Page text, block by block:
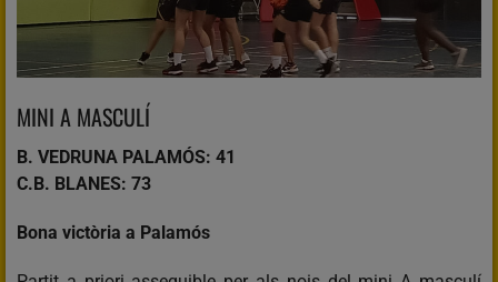
MINI A MASCULÍ
B. VEDRUNA PALAMÓS: 41
C.B. BLANES: 73
Bona victòria a Palamós